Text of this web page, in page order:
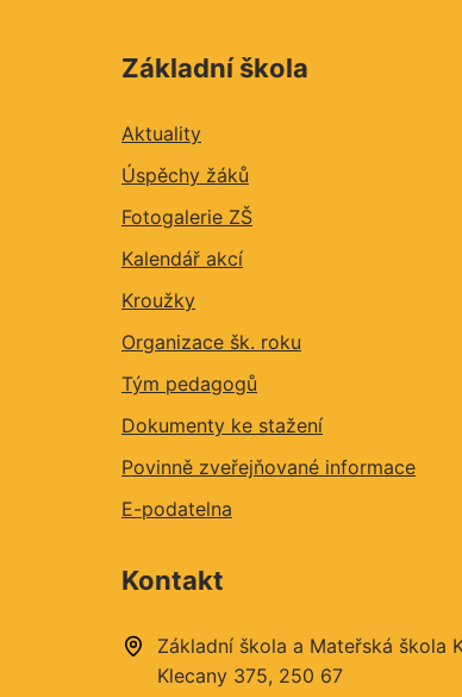
Základní škola
Aktuality
Úspěchy žáků
Fotogalerie ZŠ
Kalendář akcí
Kroužky
Organizace šk. roku
Tým pedagogů
Dokumenty ke stažení
Povinně zveřejňované informace
E-podatelna
Kontakt
Základní škola a Mateřská škola
Klecany 375 250 67